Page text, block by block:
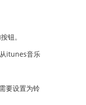
钮。
itunes音乐
要设置为铃